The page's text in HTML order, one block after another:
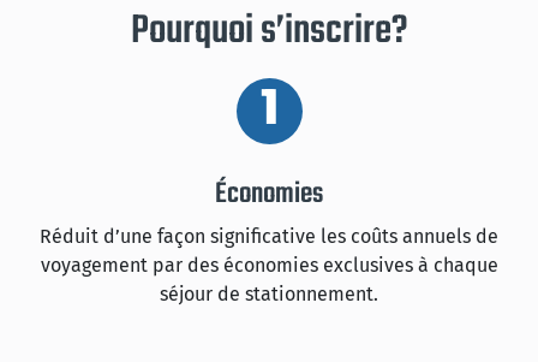
Pourquoi s’inscrire?
1
Économies
Réduit d’une façon significative les coûts annuels de
voyagement par des économies exclusives à chaque
séjour de stationnement.